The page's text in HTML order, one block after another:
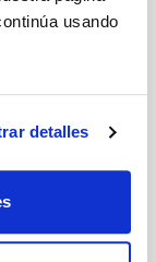
usando
detalles